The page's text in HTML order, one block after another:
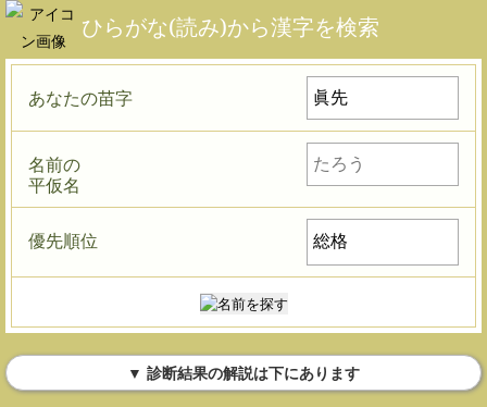
ひらがな(読み)から漢字を検索
あなたの苗字
名前の
平仮名
優先順位
▼ 診断結果の解説は下にあります